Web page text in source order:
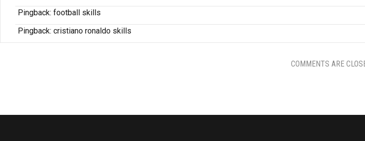
Pingback: football skills
Pingback: cristiano ronaldo skills
COMMENTS ARE